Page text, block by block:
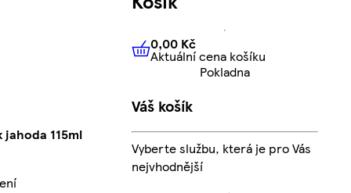
115ml
0,00 KčAktuální cena košíku
0,00 Kč
Aktuální cena košíku
Pokladna
Váš košík
Vyberte službu, která je pro Vás
nejvhodnější